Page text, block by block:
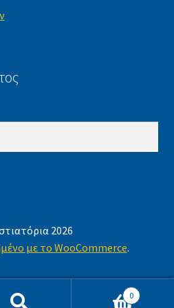
2026
με το WooCommerce.
0